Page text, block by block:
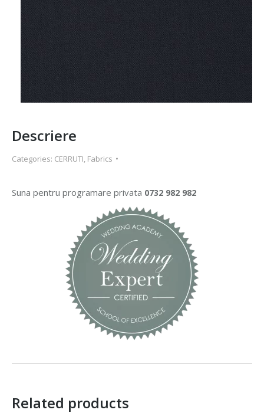
Descriere
Categories: CERRUTI, Fabrics
Suna pentru programare privata 0732 982 982
Related products